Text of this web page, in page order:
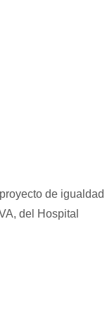
de igualdad
del Hospital